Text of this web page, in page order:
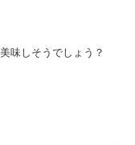
味しそうでしょう？